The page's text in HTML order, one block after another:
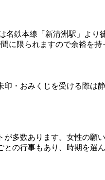
鉄本線「新清洲駅」よ
に限られますので余裕を持
・おみくじを受ける際
多数あります。女性の願
の行事もあり、時期を選